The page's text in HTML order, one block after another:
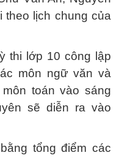
theo lịch chung của
thi lớp 10 công lập
môn ngữ văn và
toán vào sáng
sẽ diễn ra vào
tổng điểm các